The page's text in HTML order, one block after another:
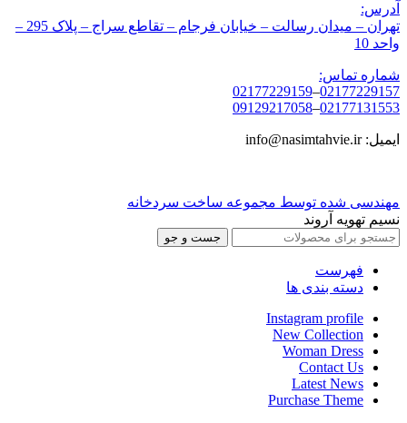
آدرس:
تهران – میدان رسالت – خیابان فرجام – تقاطع سراج – پلاک 295 –
واحد 10
شماره تماس:
02177229157
–
02177229159
02177131553
–
09129217058
ایمیل: info@nasimtahvie.ir
مهندسی شده توسط مجموعه ساخت سردخانه
نسیم تهویه آروند
جست و جو
فهرست
دسته بندی ها
Instagram profile
New Collection
Woman Dress
Contact Us
Latest News
Purchase Theme